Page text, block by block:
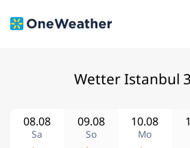
Wetter Istanbul
Sa
08.08
So
09.08
Mo
10.08